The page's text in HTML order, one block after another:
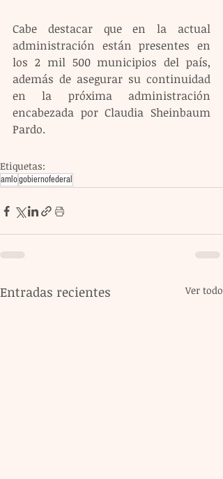
Cabe destacar que en la actual
administración están presentes en
los 2 mil 500 municipios del país,
además de asegurar su continuidad
en la próxima administración
encabezada por Claudia Sheinbaum
Pardo.
Etiquetas:
amlogobiernofederal
Entradas recientes Ver todo